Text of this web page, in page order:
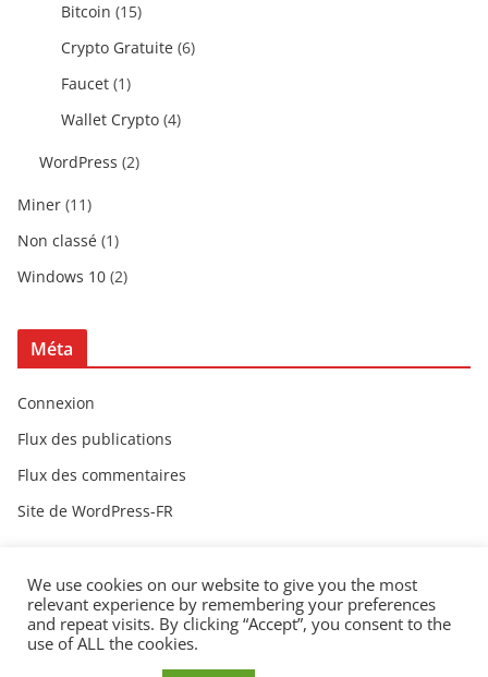
Bitcoin (15)
Crypto Gratuite (6)
Faucet (1)
Wallet Crypto (4)
WordPress (2)
Miner (11)
Non classé (1)
Windows 10 (2)
Méta
Connexion
Flux des publications
Flux des commentaires
Site de WordPress-FR
Copyright © 2026Shuto.fr
We use cookies on our website to give you the most
relevant experience by remembering your preferences
and repeat visits. By clicking “Accept”, you consent to the
use of ALL the cookies.